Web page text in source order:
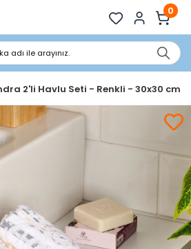
0
adı ile arayınız.
2'li Havlu Seti - Renkli - 30x30 cm